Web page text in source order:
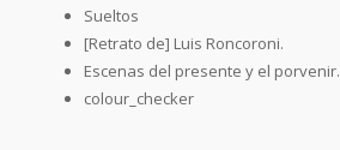
Sueltos
[Retrato de] Luis Roncoroni.
Escenas del presente y el porvenir.
colour_checker